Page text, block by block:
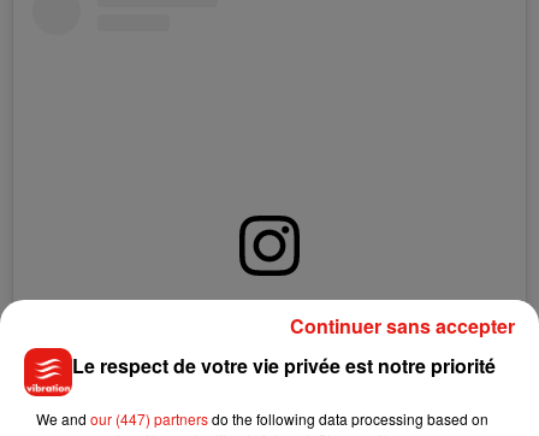
Une publication partagée par @mattpokora (@anaisdebrites)
Le 20 janvier prochain, le fils de M. Pokora et Christina Milian
Le respect de votre vie privée est notre priorité
We and our (447) partnersdo the following data processing based on
Continuer sans accepter